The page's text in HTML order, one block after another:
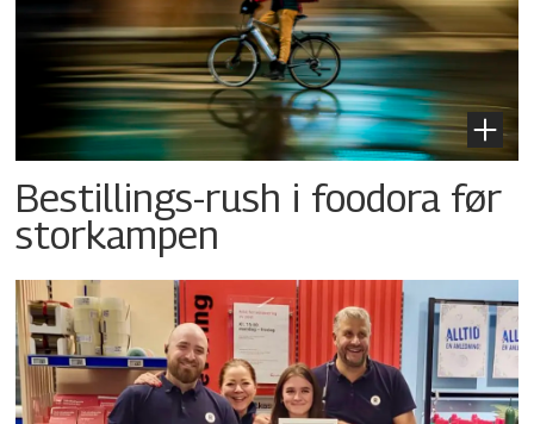
Bestillings-rush i foodora før
storkampen